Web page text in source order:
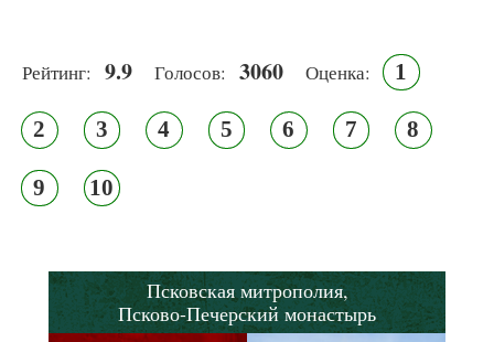
Рейтинг: 9.9 Голосов: 3060 Оценка: 1
2 3 4 5 6 7 8
9 10
Псковская митрополия,
Псково-Печерский монастырь